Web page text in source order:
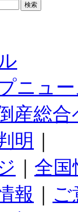
ニュ
産総合
明
全国
報
ご